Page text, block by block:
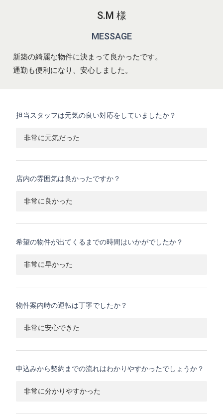
S.M 様
MESSAGE
新築の綺麗な物件に決まって良かったです。
通勤も便利になり、安心しました。
担当スタッフは元気の良い対応をしていましたか？
非常に元気だった
店内の雰囲気は良かったですか？
非常に良かった
希望の物件が出てくるまでの時間はいかがでしたか？
非常に早かった
物件案内時の運転は丁寧でしたか？
非常に安心できた
申込みから契約までの流れはわかりやすかったでしょうか？
非常に分かりやすかった